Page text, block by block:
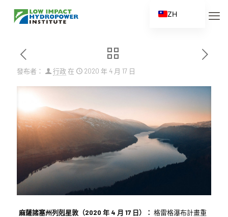
發布者： 行政在 2020 年 4 月 17 日
麻薩諸塞州列剋星敦（2020 年 4 月 17 日）： 格雷格瀑布計畫重
ZH